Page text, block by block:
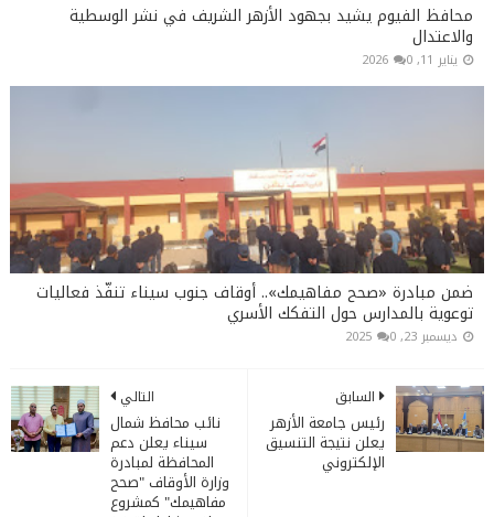
محافظ الفيوم يشيد بجهود الأزهر الشريف في نشر الوسطية
والاعتدال
يناير 11, 2026 0
ضمن مبادرة «صحح مفاهيمك».. أوقاف جنوب سيناء تنفّذ فعاليات
توعوية بالمدارس حول التفكك الأسري
ديسمبر 23, 2025 0
التالي
نائب محافظ شمال
سيناء يعلن دعم
المحافظة لمبادرة
وزارة الأوقاف "صحح
مفاهيمك" كمشروع
السابق
رئيس جامعة الأزهر
يعلن نتيجة التنسيق
الإلكتروني